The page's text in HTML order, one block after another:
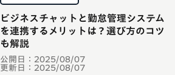
公開日： 2025/08/07
更新日： 2025/08/07
ビジネスチャットと勤怠管理システム
を連携するメリットは？選び方のコツ
も解説